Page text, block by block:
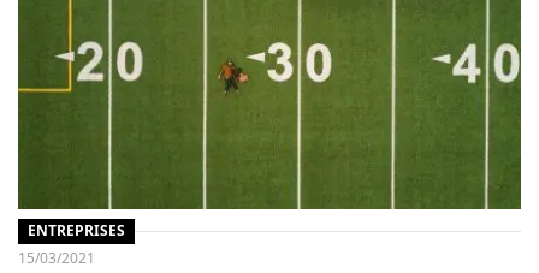
ENTREPRISES
15/03/2021